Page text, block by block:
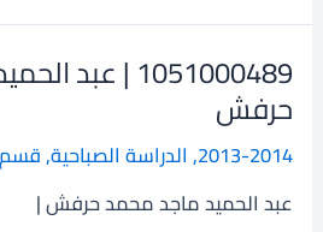
1051000489 |
حرفش
2013-2014
, الدراسة الصباحية,
عبد الحميد ماجد محمد حرفش |
1051000489
|
عبد
الحميد
محمد